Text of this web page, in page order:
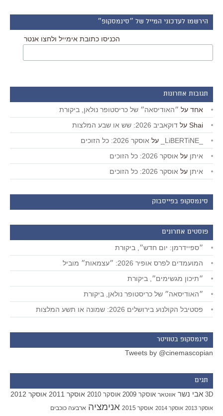
הירשמו לעדכוני המייל של ״סינמסקופ״
הכניסו כתובת אימייל ולחצו אנטר
תגובות אחרונות
אחד על ״האודיסאה״ של כריסטופר נולאן, ביקורת
Shai על דוקאביב 2026: שש או שבע המלצות
על אוסקר 2026: כל הזוכים
איתן על אוסקר 2026: כל הזוכים
איתן על אוסקר 2026: כל הזוכים
סינמסקופ בפייסבוק
פוסטים אחרונים
״ספיידרמן: יום חדש״, ביקורת
המועמדים לפרס אופיר 2026: ״עצמאות״ מוביל
״תיכון מגשימים״, ביקורת
״האודיסאה״ של כריסטופר נולאן, ביקורת
פסטיבל הקולנוע בירושלים 2026: שמונה או תשע המלצות
סינמסקופ בטוויטר
Tweets by @cinemascopian
תגים
3D אבי נשר אווטאר אוסקר 2009 אוסקר 2010 אוסקר 2011 אוסקר 2012
אוסקר 2013 אוסקר 2014 אוסקר 2015 אנימציה ארבעה כוכבים